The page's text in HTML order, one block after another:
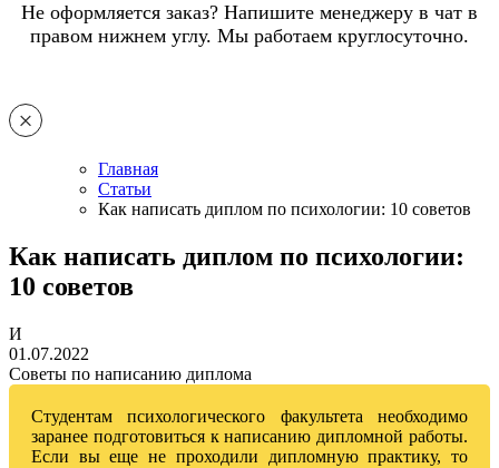
Не оформляется заказ? Напишите менеджеру в чат в
правом нижнем углу. Мы работаем круглосуточно.
Главная
Статьи
Как написать диплом по психологии: 10 советов
Как написать диплом по психологии:
10 советов
И
01.07.2022
Советы по написанию диплома
Студентам психологического факультета необходимо
заранее подготовиться к написанию дипломной работы.
Если вы еще не проходили дипломную практику, то